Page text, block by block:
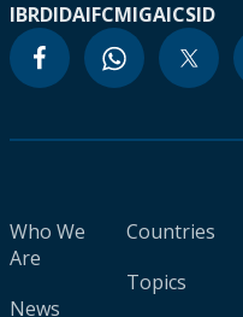
IBRDIDAIFCMIGAICSID
Who We
Are
News
Countries
Topics